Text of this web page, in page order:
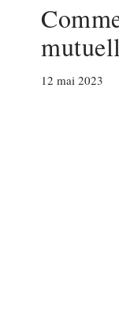
12 mai 2023